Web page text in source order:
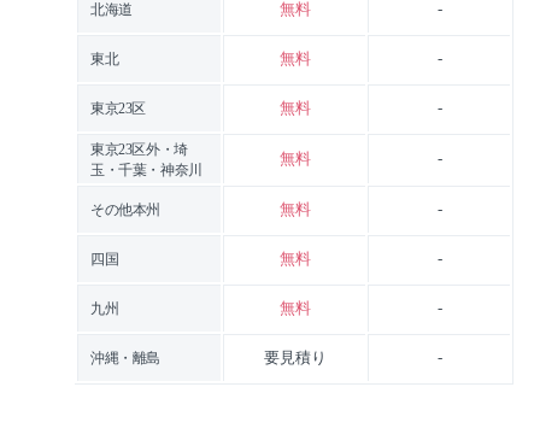
北海道 無料 -
東北 無料 -
東京23区 無料 -
東京23区外・埼
玉・千葉・神奈川
無料 -
その他本州 無料 -
四国 無料 -
九州 無料 -
沖縄・離島 要見積り -